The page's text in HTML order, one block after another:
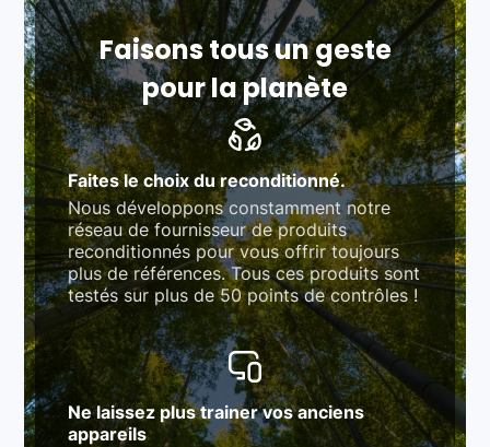
Respect des normes RAEE, RoHS, et du
référentiel QualiRepar (bonus réparation)
Faisons tous un geste
pour la planète
Faites le choix du reconditionné.
Nous développons constamment notre
réseau de fournisseur de produits
reconditionnés pour vous offrir toujours
plus de références. Tous ces produits sont
testés sur plus de 50 points de contrôles !
Ne laissez plus trainer vos anciens
appareils